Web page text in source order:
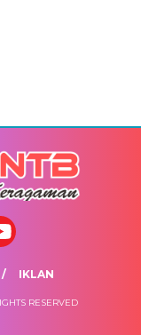
IKLAN
RESERVED